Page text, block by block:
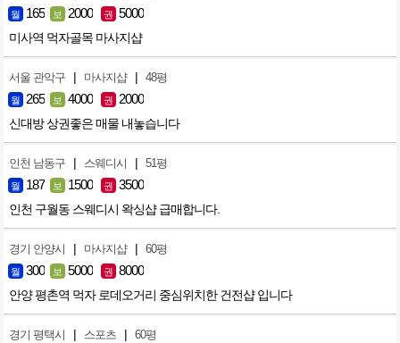
월 165 보 2000 권 5000
미사역 먹자골목 마사지샵
서울 관악구 | 마사지샵 | 48평
월 265 보 4000 권 2000
신대방 상권좋은 매물 내놓습니다
인천 남동구 | 스웨디시 | 51평
월 187 보 1500 권 3500
인천 구월동 스웨디시 왁싱샵 급매합니다.
경기 안양시 | 마사지샵 | 60평
월 300 보 5000 권 8000
안양 평촌역 먹자 로데오거리 중심위치한 건전샵 입니다
경기 평택시 | 스포츠 | 60평